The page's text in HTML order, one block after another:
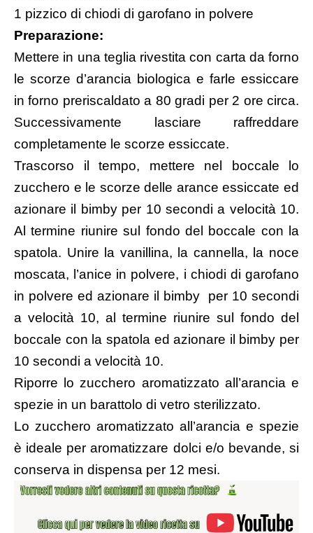
1 pizzico di chiodi di garofano in polvere
Preparazione:
Mettere in una teglia rivestita con carta da forno
le scorze d’arancia biologica e farle essiccare
in forno preriscaldato a 80 gradi per 2 ore circa.
Successivamente lasciare raffreddare
completamente le scorze essiccate.
Trascorso il tempo, mettere nel boccale lo
zucchero e le scorze delle arance essiccate ed
azionare il bimby per 10 secondi a velocità 10.
Al termine riunire sul fondo del boccale con la
spatola. Unire la vanillina, la cannella, la noce
moscata, l’anice in polvere, i chiodi di garofano
in polvere ed azionare il bimby per 10 secondi
a velocità 10, al termine riunire sul fondo del
boccale con la spatola ed azionare il bimby per
10 secondi a velocità 10.
Riporre lo zucchero aromatizzato all’arancia e
spezie in un barattolo di vetro sterilizzato.
Lo zucchero aromatizzato all’arancia e spezie
è ideale per aromatizzare dolci e/o bevande, si
conserva in dispensa per 12 mesi.